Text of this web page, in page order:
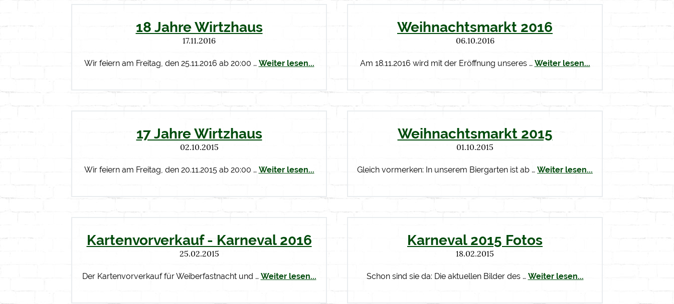
18 Jahre Wirtzhaus
17.11.2016
Wir feiern am Freitag, den 25.11.2016 ab 20:00 … Weiter lesen...
Weihnachtsmarkt 2016
06.10.2016
Am 18.11.2016 wird mit der Eröffnung unseres … Weiter lesen...
17 Jahre Wirtzhaus
02.10.2015
Wir feiern am Freitag, den 20.11.2015 ab 20:00 … Weiter lesen...
Weihnachtsmarkt 2015
01.10.2015
Gleich vormerken: In unserem Biergarten ist ab … Weiter lesen...
Kartenvorverkauf - Karneval 2016
25.02.2015
Der Kartenvorverkauf für Weiberfastnacht und … Weiter lesen...
Karneval 2015 Fotos
18.02.2015
Schon sind sie da: Die aktuellen Bilder des … Weiter lesen...